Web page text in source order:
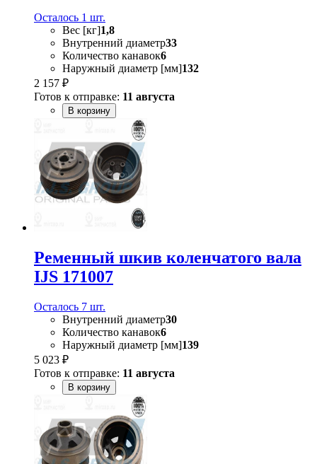
Осталось 1 шт.
Вес [кг]1,8
Внутренний диаметр33
Количество канавок6
Наружный диаметр [мм]132
2 157 ₽
Готов к отправке: 11 августа
В корзину
Ременный шкив коленчатого вала
IJS 171007
Осталось 7 шт.
Внутренний диаметр30
Количество канавок6
Наружный диаметр [мм]139
5 023 ₽
Готов к отправке: 11 августа
В корзину